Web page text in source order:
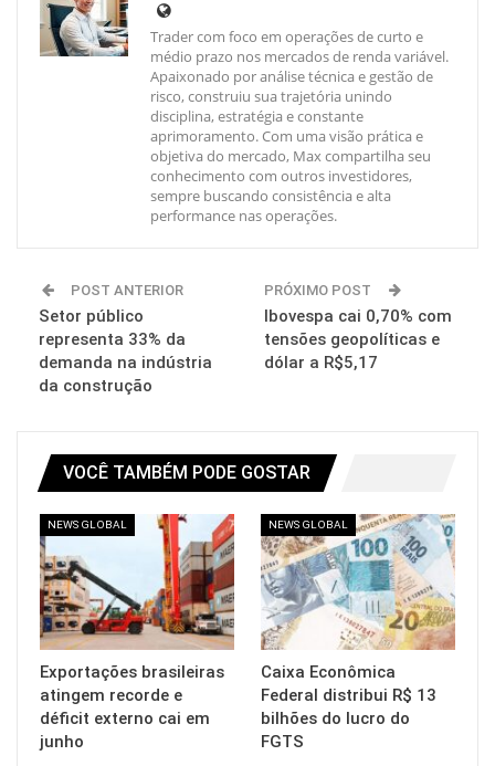
Trader com foco em operações de curto e
médio prazo nos mercados de renda variável.
Apaixonado por análise técnica e gestão de
risco, construiu sua trajetória unindo
disciplina, estratégia e constante
aprimoramento. Com uma visão prática e
objetiva do mercado, Max compartilha seu
conhecimento com outros investidores,
sempre buscando consistência e alta
performance nas operações.
POST ANTERIOR
Setor público
representa 33% da
demanda na indústria
da construção
PRÓXIMO POST
Ibovespa cai 0,70% com
tensões geopolíticas e
dólar a R$5,17
VOCÊ TAMBÉM PODE GOSTAR
NEWS GLOBAL
Exportações brasileiras
atingem recorde e
déficit externo cai em
junho
NEWS GLOBAL
Caixa Econômica
Federal distribui R$ 13
bilhões do lucro do
FGTS